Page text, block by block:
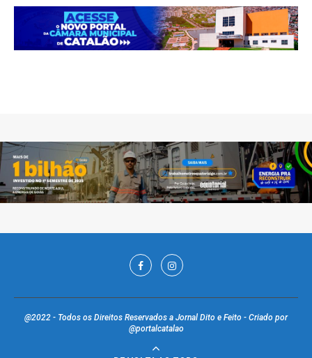
@2022 - Todos os Direitos Reservados a Jornal Dito e Feito - Criado por
@portalcatalao